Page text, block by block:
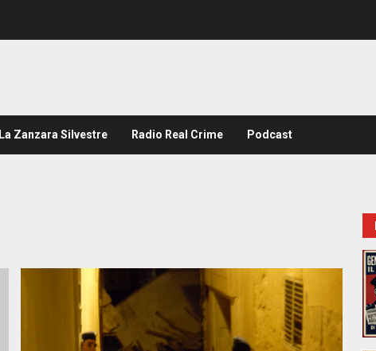
La Zanzara Silvestre Radio Real Crime Podcast